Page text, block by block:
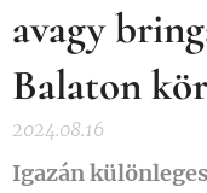
avagy
Balaton
2024.08.16
Igazán